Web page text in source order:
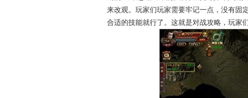
来改观。玩家们玩家需要牢记一点，没有固
合适的技能就行了。这就是对战攻略，玩家